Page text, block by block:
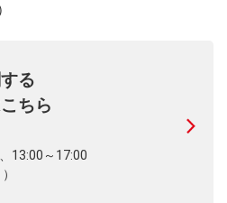
る
ちら
13:00～17:00